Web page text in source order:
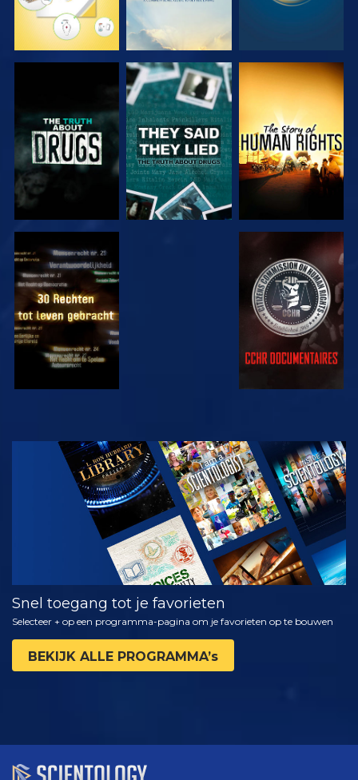
KIJK KIJK
KIJK KIJK
KIJK
VERKEN DE
SERIE
Snel toegang tot je favorieten
Selecteer + op een programma-pagina om je favorieten op te bouwen
BEKIJK ALLE PROGRAMMA’s